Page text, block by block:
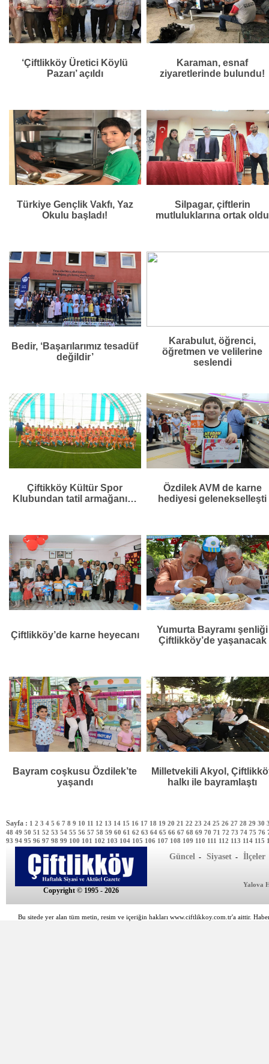
‘Çiftlikköy Üretici Köylü
Pazarı’ açıldı
Karaman, esnaf
ziyaretlerinde bulundu!
Türkiye Gençlik Vakfı, Yaz
Okulu başladı!
Silpagar, çiftlerin
mutluluklarına ortak oldu
Bedir, ‘Başarılarımız tesadüf
değildir’
Karabulut, öğrenci,
öğretmen ve velilerine
seslendi
Çiftikköy Kültür Spor
Klubundan tatil armağanı…
Özdilek AVM de karne
hediyesi gelenekselleşti
Çiftlikköy’de karne heyecanı
Yumurta Bayramı şenliği
Çiftlikköy’de yaşanacak
Bayram coşkusu Özdilek’te
yaşandı
Milletvekili Akyol,
halkı ile bayramlaştı
Sayfa : 1 2 3 4 5 6 7 8 9 10 11 12 13 14 15 16 17 18 19 20 21 22 23 24 25 26 27 28 29 30
48 49 50 51 52 53 54 55 56 57 58 59 60 61 62 63 64 65 66 67 68 69 70 71 72 73 74 75 76
93 94 95 96 97 98 99 100 101 102 103 104 105 106 107 108 109 110 111 112 113 114 115
Copyright © 1995 - 2026
Güncel -Siyaset -İlçeler
Yalova
Bu sitede yer alan tüm metin, resim ve içeriğin hakları www.ciftlikkoy.com.tr'a aittir.